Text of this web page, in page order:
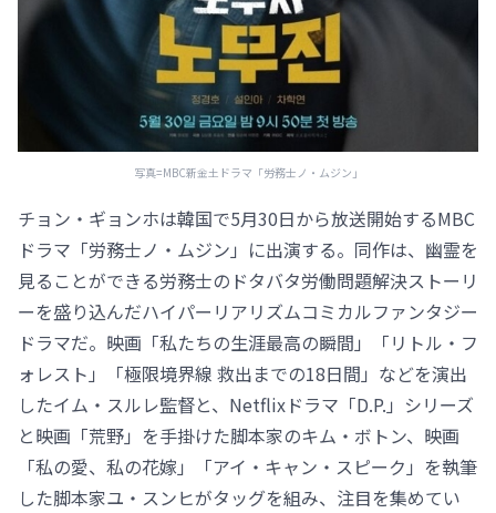
写真=MBC新金土ドラマ「労務士ノ・ムジン」
チョン・ギョンホは韓国で5月30日から放送開始するMBC
ドラマ「労務士ノ・ムジン」に出演する。同作は、幽霊を
見ることができる労務士のドタバタ労働問題解決ストーリ
ーを盛り込んだハイパーリアリズムコミカルファンタジー
ドラマだ。映画「私たちの生涯最高の瞬間」「リトル・フ
ォレスト」「極限境界線 救出までの18日間」などを演出
したイム・スルレ監督と、Netflixドラマ「D.P.」シリーズ
と映画「荒野」を手掛けた脚本家のキム・ボトン、映画
「私の愛、私の花嫁」「アイ・キャン・スピーク」を執筆
した脚本家ユ・スンヒがタッグを組み、注目を集めてい